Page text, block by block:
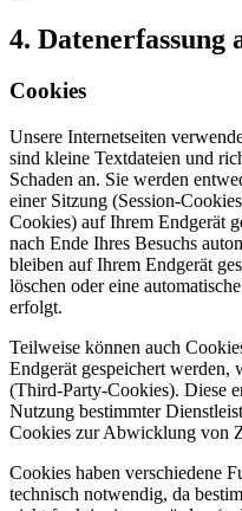
4. Datenerfassung
Cookies
Unsere Internetseiten
sind kleine Textdateien und
Schaden an. Sie werden
einer Sitzung (Session-
Cookies) auf Ihrem Endgerät
nach Ende Ihres Besuchs
bleiben auf Ihrem Endgerät
löschen oder eine
erfolgt.
Teilweise können auch
Endgerät gespeichert werden,
(Third-Party-Cookies). Diese
Nutzung bestimmter
Cookies zur Abwicklung von
Cookies haben verschiedene
technisch notwendig, da